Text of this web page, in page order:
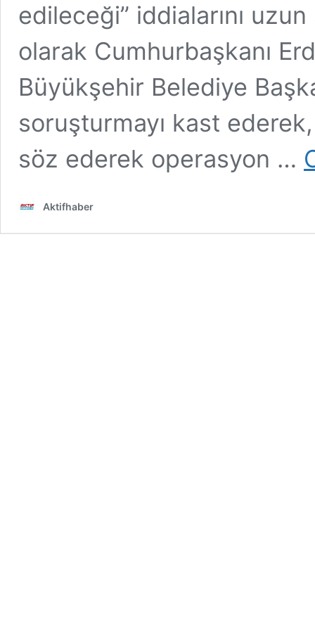
edileceği” iddialarını
olarak Cumhurbaşkanı
Büyükşehir Belediye
soruşturmayı kast
söz ederek operasyon …
Aktifhaber